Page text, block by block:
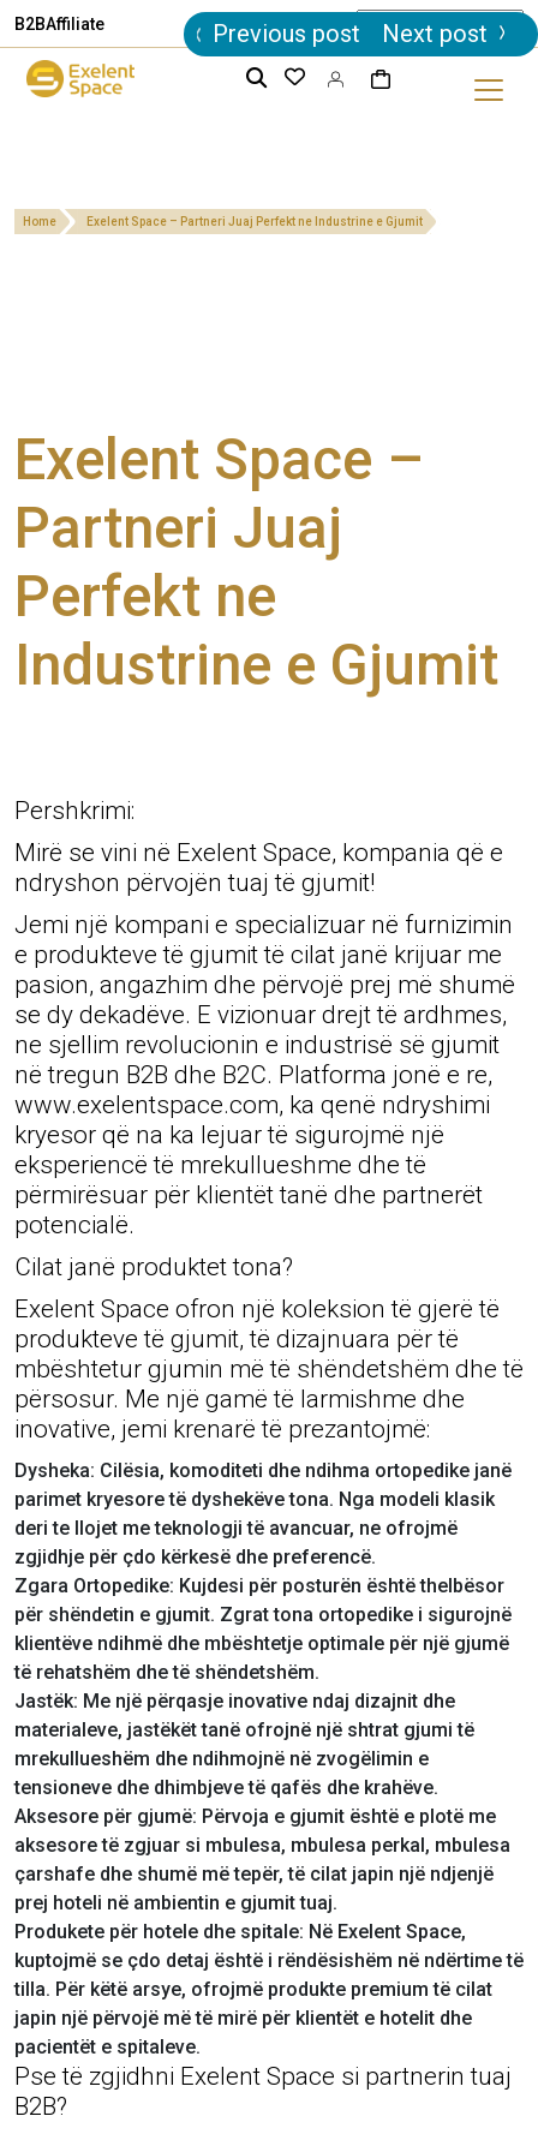
B2BAffiliate
Home Exelent Space – Partneri Juaj Perfekt ne Industrine e Gjumit
Exelent Space –
Partneri Juaj
Perfekt ne
Industrine e Gjumit
Pershkrimi:
Mirë se vini në Exelent Space, kompania që e
ndryshon përvojën tuaj të gjumit!
Jemi një kompani e specializuar në furnizimin
e produkteve të gjumit të cilat janë krijuar me
pasion, angazhim dhe përvojë prej më shumë
se dy dekadëve. E vizionuar drejt të ardhmes,
ne sjellim revolucionin e industrisë së gjumit
në tregun B2B dhe B2C. Platforma jonë e re,
www.exelentspace.com, ka qenë ndryshimi
kryesor që na ka lejuar të sigurojmë një
eksperiencë të mrekullueshme dhe të
përmirësuar për klientët tanë dhe partnerët
potencialë.
Cilat janë produktet tona?
Exelent Space ofron një koleksion të gjerë të
produkteve të gjumit, të dizajnuara për të
mbështetur gjumin më të shëndetshëm dhe të
përsosur. Me një gamë të larmishme dhe
inovative, jemi krenarë të prezantojmë:
Dysheka: Cilësia, komoditeti dhe ndihma ortopedike janë
parimet kryesore të dyshekëve tona. Nga modeli klasik
deri te llojet me teknologji të avancuar, ne ofrojmë
zgjidhje për çdo kërkesë dhe preferencë.
Zgara Ortopedike: Kujdesi për posturën është thelbësor
për shëndetin e gjumit. Zgrat tona ortopedike i sigurojnë
klientëve ndihmë dhe mbështetje optimale për një gjumë
të rehatshëm dhe të shëndetshëm.
Jastëk: Me një përqasje inovative ndaj dizajnit dhe
materialeve, jastëkët tanë ofrojnë një shtrat gjumi të
mrekullueshëm dhe ndihmojnë në zvogëlimin e
tensioneve dhe dhimbjeve të qafës dhe krahëve.
Aksesore për gjumë: Përvoja e gjumit është e plotë me
aksesore të zgjuar si mbulesa, mbulesa perkal, mbulesa
çarshafe dhe shumë më tepër, të cilat japin një ndjenjë
prej hoteli në ambientin e gjumit tuaj.
Produkete për hotele dhe spitale: Në Exelent Space,
kuptojmë se çdo detaj është i rëndësishëm në ndërtime të
tilla. Për këtë arsye, ofrojmë produkte premium të cilat
japin një përvojë më të mirë për klientët e hotelit dhe
pacientët e spitaleve.
Pse të zgjidhni Exelent Space si partnerin tuaj
B2B?
Post
navigation
Previous post Next post